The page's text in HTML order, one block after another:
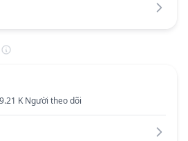
K Người theo dõi